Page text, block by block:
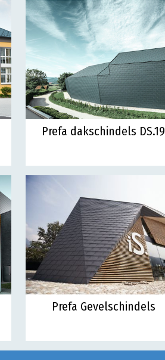
Prefa dakschindels DS.19
Prefa Gevelschindels